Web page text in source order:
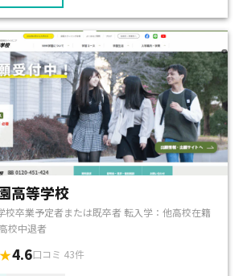
高等学校
校卒業予定者または既卒者 転入学：他高校在籍
校中退者
4.6口コミ 43件